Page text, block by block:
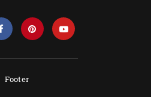
Footer